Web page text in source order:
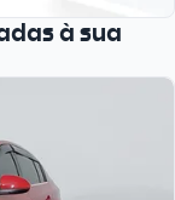
à sua